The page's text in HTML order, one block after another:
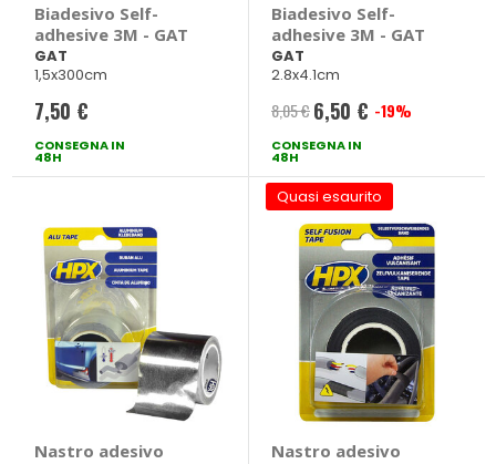
Biadesivo Self-
adhesive 3M - GAT
GAT
1,5x300cm
7,50 €
CONSEGNA IN
48H
Biadesivo Self-
adhesive 3M - GAT
GAT
2.8x4.1cm
8,05 € Prezzo
speciale
6,50 € -19%
CONSEGNA IN
48H
Nastro adesivo
Quasi esaurito
Nastro adesivo